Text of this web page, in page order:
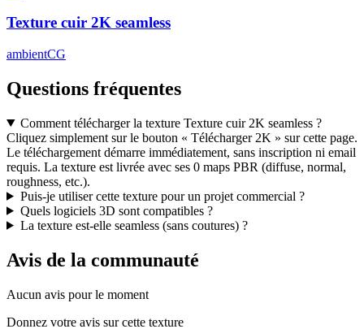
Texture cuir 2K seamless
ambientCG
Questions fréquentes
Comment télécharger la texture Texture cuir 2K seamless ?
Cliquez simplement sur le bouton « Télécharger 2K » sur cette page.
Le téléchargement démarre immédiatement, sans inscription ni email
requis. La texture est livrée avec ses 0 maps PBR (diffuse, normal,
roughness, etc.).
Puis-je utiliser cette texture pour un projet commercial ?
Quels logiciels 3D sont compatibles ?
La texture est-elle seamless (sans coutures) ?
Avis de la communauté
Aucun avis pour le moment
Donnez votre avis sur cette texture